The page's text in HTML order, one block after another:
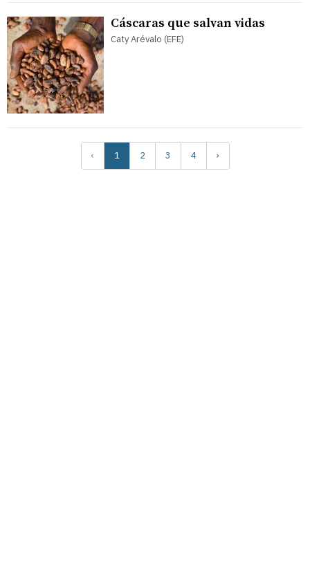
Cáscaras que salvan vidas
Caty Arévalo (EFE)
‹ 1 2 3 4 ›